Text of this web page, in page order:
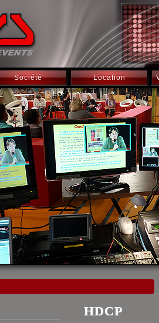
Société Location
HDCP